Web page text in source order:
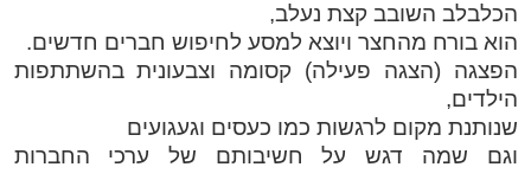
הכלבלב השובב קצת נעלב,
הוא בורח מהחצר ויוצא למסע לחיפוש חברים חדשים.
הפצגה (הצגה פעילה) קסומה וצבעונית בהשתתפות
הילדים,
שנותנת מקום לרגשות כמו כעסים וגעגועים
וגם שמה דגש על חשיבותם של ערכי החברות